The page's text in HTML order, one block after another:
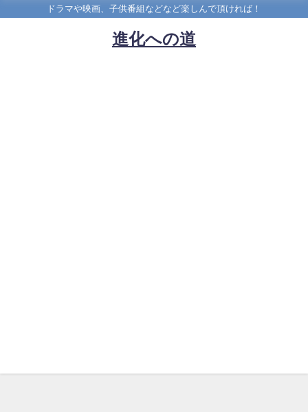
ドラマや映画、子供番組などなど楽しんで頂ければ！
進化への道